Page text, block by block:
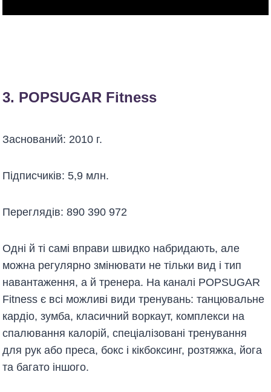
3. POPSUGAR Fitness
Заснований: 2010 г.
Підписчиків: 5,9 млн.
Переглядів: 890 390 972
Одні й ті самі вправи швидко набридають, але
можна регулярно змінювати не тільки вид і тип
навантаження, а й тренера. На каналі POPSUGAR
Fitness є всі можливі види тренувань: танцювальне
кардіо, зумба, класичний воркаут, комплекси на
спалювання калорій, спеціалізовані тренування
для рук або преса, бокс і кікбоксинг, розтяжка, йога
та багато іншого.